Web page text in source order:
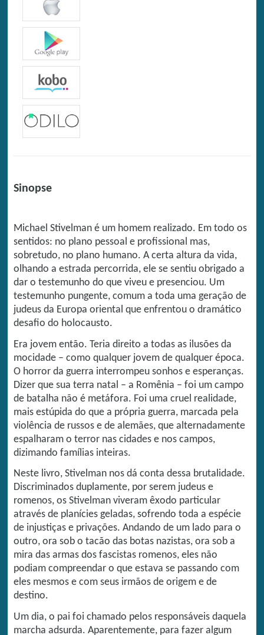
Sinopse
Michael Stivelman é um homem realizado. Em todo os
sentidos: no plano pessoal e profissional mas,
sobretudo, no plano humano. A certa altura da vida,
olhando a estrada percorrida, ele se sentiu obrigado a
dar o testemunho do que viveu e presenciou. Um
testemunho pungente, comum a toda uma geração de
judeus da Europa oriental que enfrentou o dramático
desafio do holocausto.
Era jovem então. Teria direito a todas as ilusões da
mocidade – como qualquer jovem de qualquer época.
O horror da guerra interrompeu sonhos e esperanças.
Dizer que sua terra natal – a Romênia – foi um campo
de batalha não é metáfora. Foi uma cruel realidade,
mais estúpida do que a própria guerra, marcada pela
violência de russos e de alemães, que alternadamente
espalharam o terror nas cidades e nos campos,
dizimando famílias inteiras.
Neste livro, Stivelman nos dá conta dessa brutalidade.
Discriminados duplamente, por serem judeus e
romenos, os Stivelman viveram êxodo particular
através de planícies geladas, sofrendo toda a espécie
de injustiças e privações. Andando de um lado para o
outro, ora sob o tacão das botas nazistas, ora sob a
mira das armas dos fascistas romenos, eles não
podiam compreendar o que estava se passando com
eles mesmos e com seus irmãos de origem e de
destino.
Um dia, o pai foi chamado pelos responsáveis daquela
marcha adsurda. Aparentemente, para fazer algum